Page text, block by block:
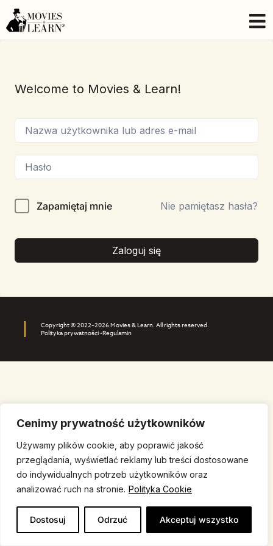
Cenimy prywatność użytkowników
Używamy plików cookie, aby poprawić jakość
przeglądania, wyświetlać reklamy lub treści dostosowane
do indywidualnych potrzeb użytkowników oraz
analizować ruch na stronie. Polityka Cookie
Dostosuj Odrzuć Akceptuj wszystko
Welcome to Movies & Learn!
Zapamiętaj mnie Nie pamiętasz hasła?
Zaloguj się
Copyright © 2022–2026 Movies & Learn. All rights reserved.
Polityka prywatności •Regulamin